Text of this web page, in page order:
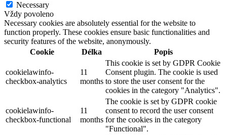
Necessary
Vždy povoleno
Necessary cookies are absolutely essential for the website to
function properly. These cookies ensure basic functionalities and
security features of the website, anonymously.
Cookie
Délka Popis
cookielawinfo-
checkbox-analytics
11
months
This cookie is set by GDPR Cookie
Consent plugin. The cookie is used
to store the user consent for the
cookies in the category "Analytics".
cookielawinfo-
checkbox-functional
11
months
The cookie is set by GDPR cookie
consent to record the user consent
for the cookies in the category
"Functional".